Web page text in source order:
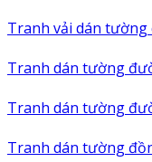
Tranh vải dán tường
Tranh dán tường
Tranh dán tường
Tranh dán tường